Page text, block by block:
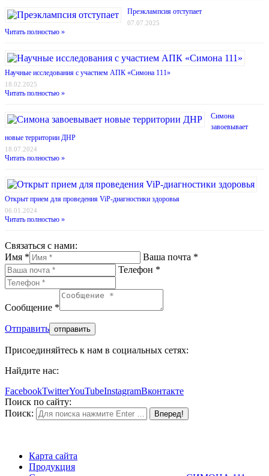
Преэклампсия отступает
07.07.2025
Читать полностью »
Научные исследования с участием АПК «Симона 111»
18.02.2025
Читать полностью »
Симона
завоевывает
новые территории ДНР
18.07.2024
Читать полностью »
Открыт прием для проведения ViP-диагностики здоровья
06.01.2024
Читать полностью »
Связаться с нами:
Имя *
Ваша почта *
Телефон *
Сообщение *
Отправить
Присоединяйтесь к нам в социальных сетях:
Найдите нас:
FacebookTwitterYouTubeInstagramВконтакте
Поиск по сайту:
Поиск:
Карта сайта
Продукция